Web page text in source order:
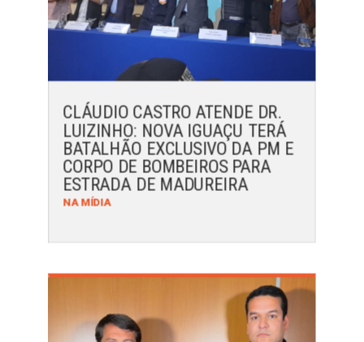
CLÁUDIO CASTRO ATENDE DR.
LUIZINHO: NOVA IGUAÇU TERÁ
BATALHÃO EXCLUSIVO DA PM E
CORPO DE BOMBEIROS PARA
ESTRADA DE MADUREIRA
NA MÍDIA